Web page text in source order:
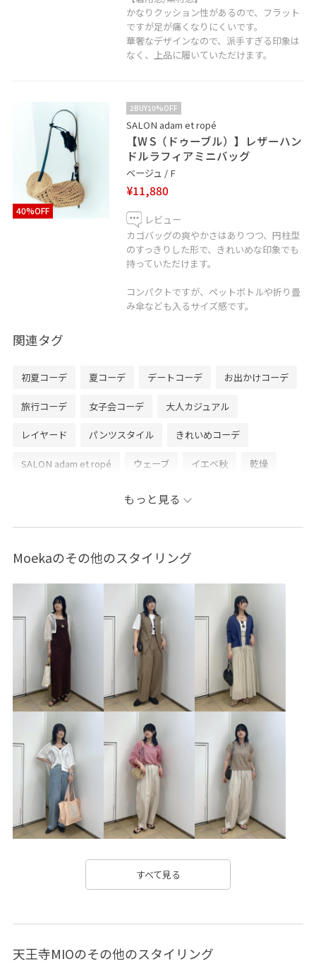
かなりクッション性があるので、フラット
ですが足が痛くなりにくいです。
華奢なデザインなので、派手すぎる印象は
なく、上品に履いていただけます。
40%OFF
2BUY10%OFF
SALON adam et ropé
【W S（ドゥーブル）】レザーハン
ドルラフィアミニバッグ
ベージュ / F
¥11,880
レビュー
カゴバッグの爽やかさはありつつ、円柱型
のすっきりした形で、きれいめな印象でも
持っていただけます。
コンパクトですが、ペットボトルや折り畳
み傘なども入るサイズ感です。
関連タグ
初夏コーデ 夏コーデ デートコーデ お出かけコーデ
旅行コーデ 女子会コーデ 大人カジュアル
レイヤード パンツスタイル きれいめコーデ
SALON adam et ropé ウェーブ イエベ秋 乾燥
ベスト
バンダナ/スカーフ アクセサリー
SHS36280 26SS15 26SS15BI
26SS30 26SS40 26SS40BI
26SS_salon_BAGSHOSE 26SS_salon_BAG_SHOSE
Sisi Joia Tシャツ おしりが隠れる きれいめ
こなれ感 さりげないアクセント
イヤリング ウエストマーク オンにもオフにも
カジュアル カラフル キャミソール クッション性
クラフト感 グリッター シンプル ジレ
スッキリ スラックス セットアップ チューブトップ
ハリ感 バランスが良い
ミニバッグ リネン リラックス感
レイヤードスタイル レーヨン混 ワイドパンツ
もっと見る
Moekaのその他のスタイリング
すべて見る
天王寺MIOのその他のスタイリング